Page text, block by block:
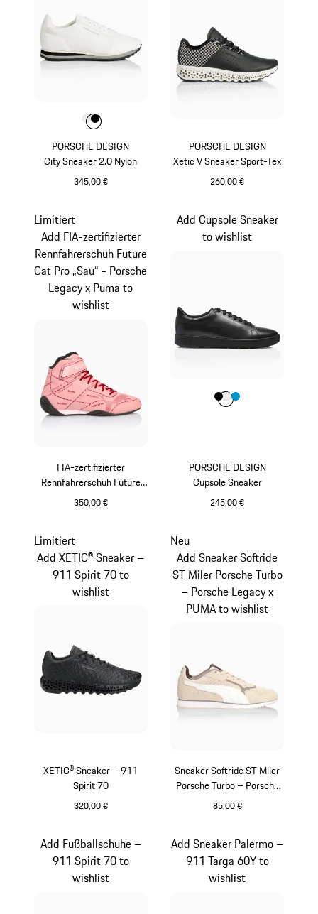
PORSCHE DESIGN
City Sneaker 2.0 Nylon
345,00 €
Farbe
FarbeFarbe
PORSCHE DESIGN
Xetic V Sneaker Sport-Tex
260,00 €
FIA-zertifizierter
Rennfahrerschuh Future
Cat Pro „Sau“ - Porsche
Legacy x Puma
350,00 €
Limitiert
Add FIA-zertifizierter
Rennfahrerschuh Future
Cat Pro „Sau“ - Porsche
Legacy x Puma to
wishlist
PORSCHE DESIGN
Cupsole Sneaker
245,00 €
Add Cupsole Sneaker
to wishlist
Farbe
Farbe
FarbeFarbe
XETIC® Sneaker – 911
Spirit 70
320,00 €
Limitiert
Add XETIC® Sneaker –
911 Spirit 70 to
wishlist
Sneaker Softride ST Miler
Porsche Turbo – Porsche
Legacy x PUMA
85,00 €
Neu
Add Sneaker Softride
ST Miler Porsche Turbo
– Porsche Legacy x
PUMA to wishlist
Add Fußballschuhe –
911 Spirit 70 to
wishlist
Add Sneaker Palermo –
911 Targa 60Y to
wishlist